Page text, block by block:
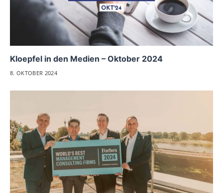
Kloepfel in den Medien – Oktober 2024
8. OKTOBER 2024